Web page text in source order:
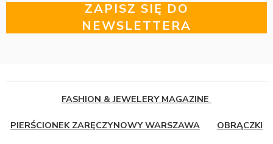
ZAPISZ SIĘ DO
NEWSLETTERA
FASHION & JEWELERY MAGAZINE
PIERŚCIONEK ZARĘCZYNOWY WARSZAWA OBRĄCZKI